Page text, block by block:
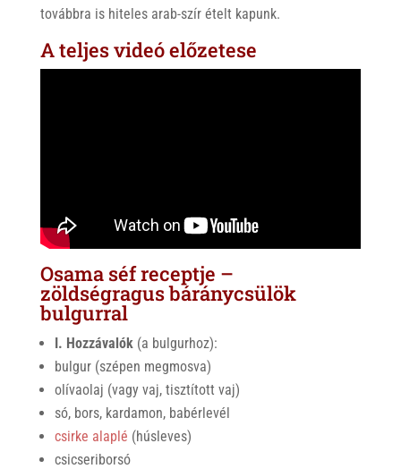
továbbra is hiteles arab-szír ételt kapunk.
A teljes videó előzetese
Osama séf receptje –
zöldségragus báránycsülök
bulgurral
I. Hozzávalók(a bulgurhoz):
bulgur (szépen megmosva)
olívaolaj (vagy vaj, tisztított vaj)
só, bors, kardamon, babérlevél
csirke alaplé (húsleves)
csicseriborsó